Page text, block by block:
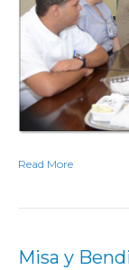
Read More
Misa y